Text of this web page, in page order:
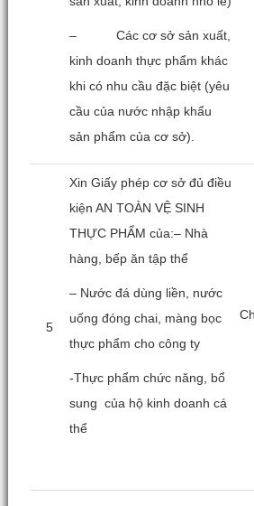
– Các cơ sở sản xuất,
kinh doanh thực phẩm khác
khi có nhu cầu đặc biệt (yêu
cầu của nước nhập khẩu
sản phẩm của cơ sở).
5
Xin Giấy phép cơ sở đủ điều
kiện AN TOÀN VỆ SINH
THỰC PHẨM của:– Nhà
hàng, bếp ăn tập thể
– Nước đá dùng liền, nước
uống đóng chai, màng bọc
thực phẩm cho công ty
-Thực phẩm chức năng, bổ
sung của hộ kinh doanh cá
thể